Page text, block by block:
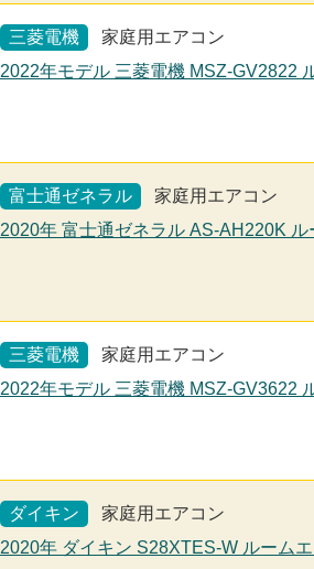
三菱電機
家庭用エアコン
2022年モデル 三菱電機 MSZ-GV2822
富士通ゼネラル
家庭用エアコン
2020年 富士通ゼネラル AS-AH220K ル
三菱電機
家庭用エアコン
2022年モデル 三菱電機 MSZ-GV3622
ダイキン
家庭用エアコン
2020年 ダイキン S28XTES-W ルーム